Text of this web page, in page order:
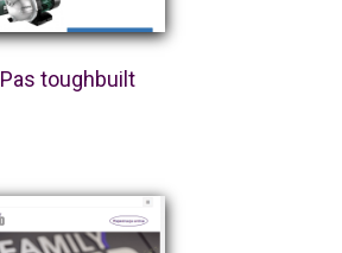
Pas toughbuilt